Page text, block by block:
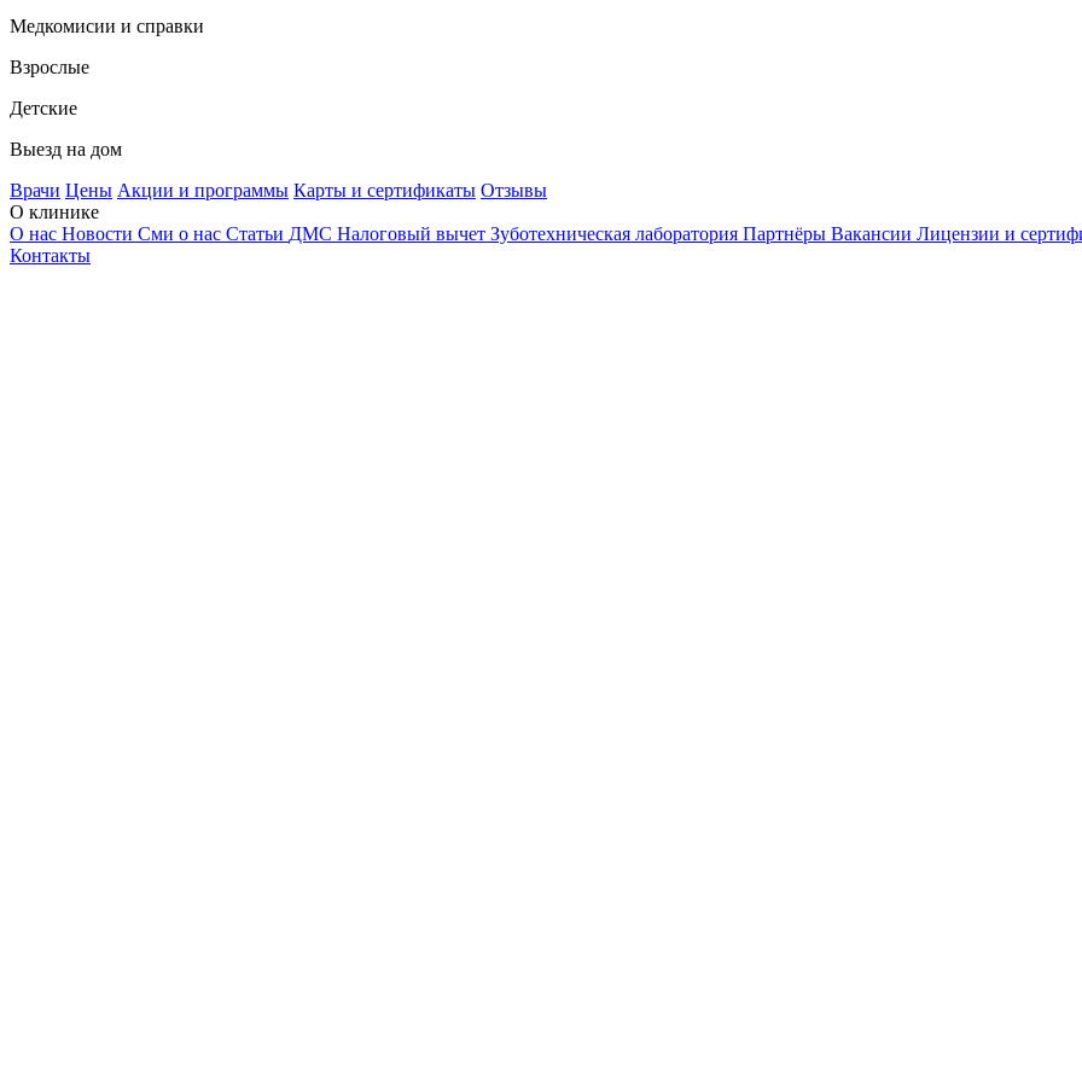
Медкомисии и справки
Взрослые
Детские
Выезд на дом
Врачи Цены Акции и программы Карты и сертификаты Отзывы
О клинике
О нас Новости Сми о нас Статьи ДМС Налоговый вычет Зуботехническая лаборатория Партнёры Вакансии Лицензии и
Контакты